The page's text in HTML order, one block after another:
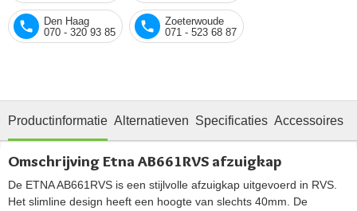
Den Haag
070 - 320 93 85
Zoeterwoude
071 - 523 68 87
Productinformatie Alternatieven Specificaties Accessoires
Omschrijving Etna AB661RVS afzuigkap
De ETNA AB661RVS is een stijlvolle afzuigkap uitgevoerd in RVS.
Het slimline design heeft een hoogte van slechts 40mm. De